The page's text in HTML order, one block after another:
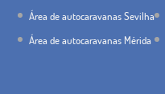
Área de autocaravanas Sevilha
Área de autocaravanas Mérida